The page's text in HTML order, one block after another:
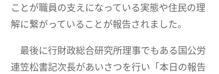
ことが職員の支えになっている実態や住民の理
解に繋がっていることが報告されました。
最後に行財政総合研究所理事でもある国公労
連笠松書記次長があいさつを行い「本日の報告